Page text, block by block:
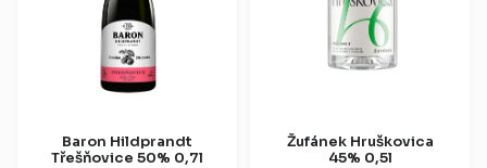
Baron Hildprandt
Třešňovice 50% 0,7l
Žufánek Hruškovica
45% 0,5l